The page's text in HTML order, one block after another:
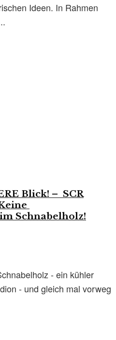
Ideen. In Rahmen
Blick! – SCR
Schnabelholz!
- ein kühler
- und gleich mal vorweg